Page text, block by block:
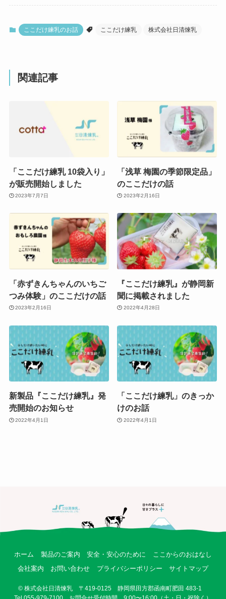
ここだけ練乳のお話 ここだけ練乳 株式会社日清煉乳
関連記事
「ここだけ練乳 10袋入り」
が販売開始しました
2023年7月7日
「浅草 梅園の季節限定品」
のここだけの話
2023年2月16日
「赤ずきんちゃんのいちご
つみ体験」のここだけの話
2023年2月16日
『ここだけ練乳』が静岡新
聞に掲載されました
2022年4月28日
新製品『ここだけ練乳』発
売開始のお知らせ
2022年4月1日
「ここだけ練乳」のきっか
けのお話
2022年4月1日
ホーム 製品のご案内 安全・安心のために
ここからのおはなし
会社案内
お問い合わせ プライバシーポリシー サイトマップ
© 株式会社日清煉乳 〒419-0125 静岡県田方郡函南町肥田 483-1